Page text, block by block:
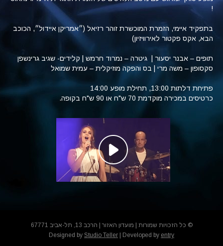
!
בתפקיד איימי, הזמרת המוכשרת זוהר רזיאל (״אמריקן איידול״, הכוכב
הבא, אקס פקטור לאירוויזיון)
תופים – אבנר יסעור | גיטרה – נמרוד חרמש | קלידים- שגיב גרינשפן
סקסופון – משה מרי | בס והפקה מוזיקלית – עמית שמואל
פתיחת דלתות 13:00, תחילת מופע 14:00
כרטיסים במכירה מוקדמת 70 ש"ח או 90 ש"ח בקופה.
© כל הזכויות שמורות | מועדון האזור | הרכב 13, תל-אביב 67771
Designed by Studio Teller | Developed by entry